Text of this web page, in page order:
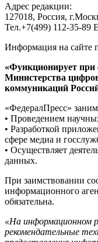
Адрес редакции:
127018, Россия,
Тел.+7(499) 112-35-89
Информация на сайте
«Функционирует при
Министерства
коммуникаций
«ФедералПресс»
• Проведением
• Разработкой
сфере медиа и
• Осуществляет
данных.
При заимствовании
информационного
обязательна.
«На информационном
рекомендательные